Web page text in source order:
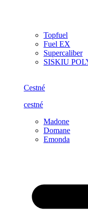
Topfuel
Fuel EX
Supercaliber
SISKIU
Cestné
cestné
Madone
Domane
Emonda